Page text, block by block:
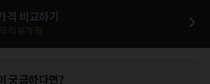
격 비교하기
궁금하다면?